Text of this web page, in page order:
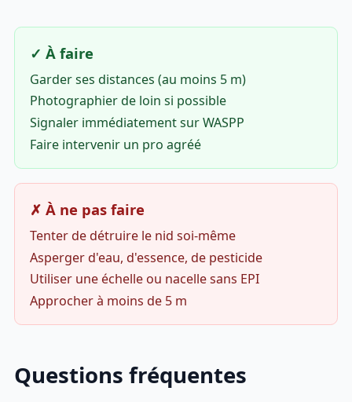
✓ À faire
Garder ses distances (au moins 5 m)
Photographier de loin si possible
Signaler immédiatement sur WASPP
Faire intervenir un pro agréé
✗ À ne pas faire
Tenter de détruire le nid soi-même
Asperger d'eau, d'essence, de pesticide
Utiliser une échelle ou nacelle sans EPI
Approcher à moins de 5 m
Questions fréquentes